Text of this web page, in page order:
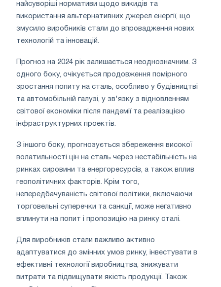
найсуворіші нормативи щодо викидів та
використання альтернативних джерел енергії, що
змусило виробників стали до впровадження нових
технологій та інновацій.
Прогноз на 2024 рік залишається неоднозначним. З
одного боку, очікується продовження помірного
зростання попиту на сталь, особливо у будівництві
та автомобільній галузі, у зв'язку з відновленням
світової економіки після пандемії та реалізацією
інфраструктурних проектів.
З іншого боку, прогнозується збереження високої
волатильності цін на сталь через нестабільність на
ринках сировини та енергоресурсів, а також вплив
геополітичних факторів. Крім того,
непередбачуваність світової політики, включаючи
торговельні суперечки та санкції, може негативно
вплинути на попит і пропозицію на ринку сталі.
Для виробників стали важливо активно
адаптуватися до змінних умов ринку, інвестувати в
ефективні технології виробництва, знижувати
витрати та підвищувати якість продукції. Також